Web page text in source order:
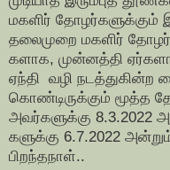
மகளிர் தோழர்களுக்கும்
தலைமுறை மகளிர்
களாக, முன்னத்தி
ஏந்தி வழி நடத்துகின்ற
கொண்டிருக்கும் மூத்த
அவர்களுக்கு 8.3.2022
களுக்கு 6.7.2022
பிறந்தநாள்..